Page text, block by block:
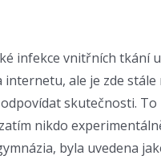
infekce vnitřních tkání
ale je zde
skutečnosti.
nikdo
byla uvedena